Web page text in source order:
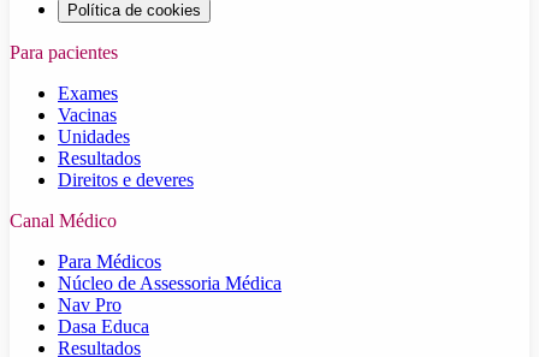
Política de cookies
Para pacientes
Exames
Vacinas
Unidades
Resultados
Direitos e deveres
Canal Médico
Para Médicos
Núcleo de Assessoria Médica
Nav Pro
Dasa Educa
Resultados